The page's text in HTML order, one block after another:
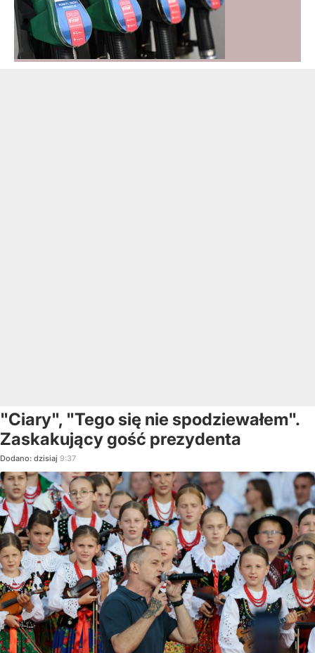
"Ciary", "Tego się nie spodziewałem".
Zaskakujący gość prezydenta
Dodano: dzisiaj 9:37